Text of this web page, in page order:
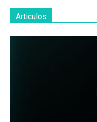
Articulos